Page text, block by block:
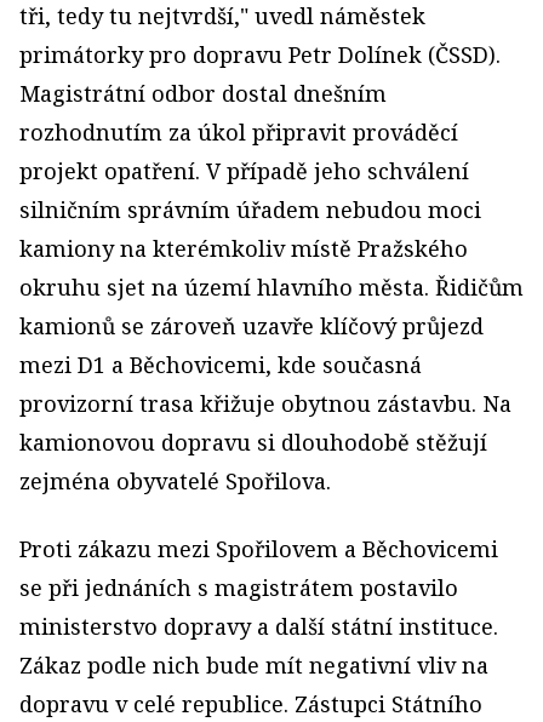
tři, tedy tu nejtvrdší," uvedl náměstek
primátorky pro dopravu Petr Dolínek (ČSSD).
Magistrátní odbor dostal dnešním
rozhodnutím za úkol připravit prováděcí
projekt opatření. V případě jeho schválení
silničním správním úřadem nebudou moci
kamiony na kterémkoliv místě Pražského
okruhu sjet na území hlavního města. Řidičům
kamionů se zároveň uzavře klíčový průjezd
mezi D1 a Běchovicemi, kde současná
provizorní trasa křižuje obytnou zástavbu. Na
kamionovou dopravu si dlouhodobě stěžují
zejména obyvatelé Spořilova.
Proti zákazu mezi Spořilovem a Běchovicemi
se při jednáních s magistrátem postavilo
ministerstvo dopravy a další státní instituce.
Zákaz podle nich bude mít negativní vliv na
dopravu v celé republice. Zástupci Státního